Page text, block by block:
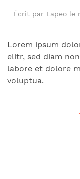
Écrit par Lapeo le
Lorem ipsum
elitr, sed diam
labore et dolore
voluptua.